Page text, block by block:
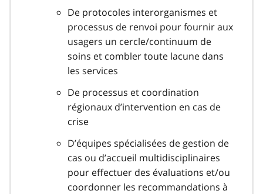
De protocoles interorganismes et
processus de renvoi pour fournir aux
usagers un cercle/continuum de
soins et combler toute lacune dans
les services
De processus et coordination
régionaux d’intervention en cas de
crise
D’équipes spécialisées de gestion de
cas ou d’accueil multidisciplinaires
pour effectuer des évaluations et/ou
coordonner les recommandations à